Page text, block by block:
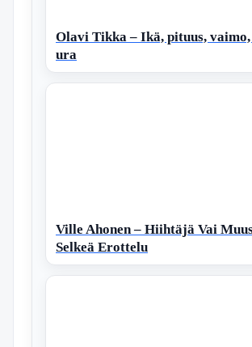
Olavi Tikka – Ikä, pituus,
ura
Ville Ahonen – Hiihtäjä Vai
Selkeä Erottelu